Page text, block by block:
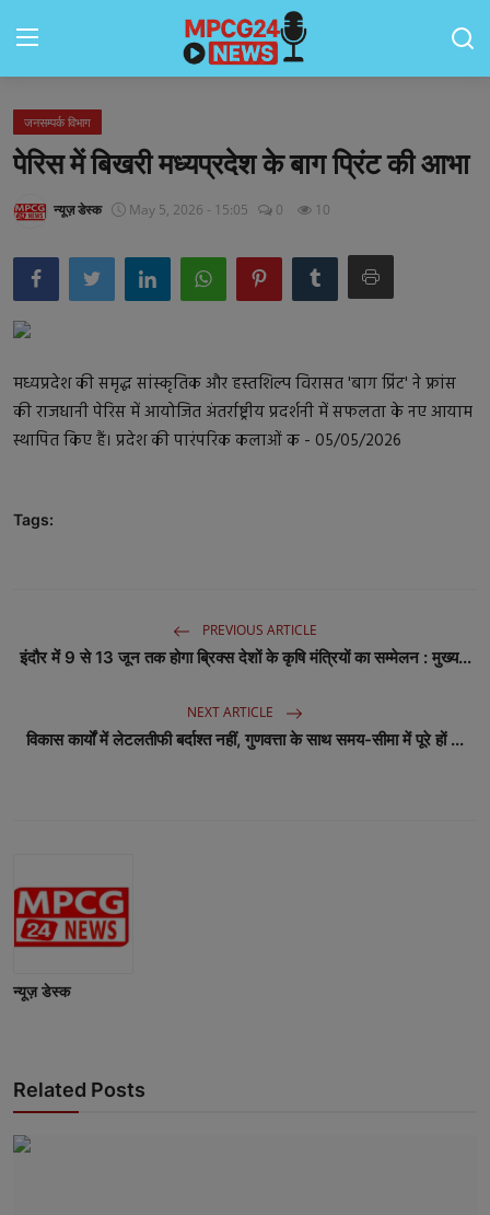
Contact
राष्ट्रीय
राशिफल
राज्य
टेक्नॉलॉजी
बॉलीवुड
राजनीति
जनसम्पर्क विभाग
पेरिस में बिखरी मध्यप्रदेश के बाग प्रिंट की आभा
न्यूज़ डेस्क May 5, 2026 - 15:05 0 10
मध्यप्रदेश की समृद्ध सांस्कृतिक और हस्तशिल्प विरासत 'बाग प्रिंट' ने फ्रांस
की राजधानी पेरिस में आयोजित अंतर्राष्ट्रीय प्रदर्शनी में सफलता के नए आयाम
स्थापित किए हैं। प्रदेश की पारंपरिक कलाओं क - 05/05/2026
Tags:
PREVIOUS ARTICLE
इंदौर में 9 से 13 जून तक होगा ब्रिक्स देशों के कृषि मंत्रियों का सम्मेलन : मुख्य...
NEXT ARTICLE
विकास कार्यों में लेटलतीफी बर्दाश्त नहीं, गुणवत्ता के साथ समय-सीमा में पूरे हों ...
न्यूज़ डेस्क
Related Posts